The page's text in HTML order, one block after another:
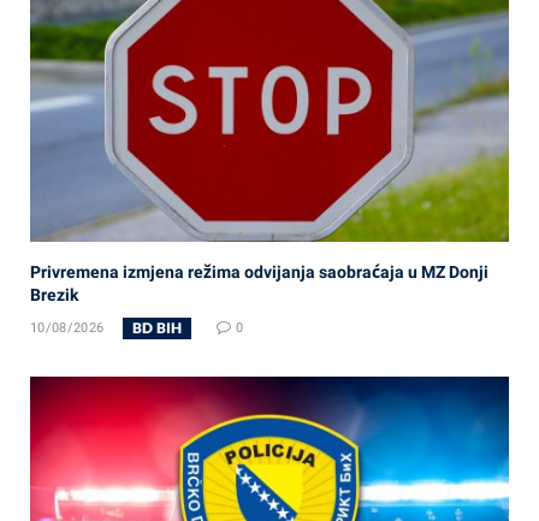
Privremena izmjena režima odvijanja saobraćaja u MZ Donji
Brezik
10/08/2026 BD BIH 0